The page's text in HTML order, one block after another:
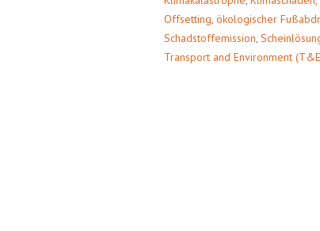
Offsetting ökologischer
Schadstoffemission
Transport and Environment